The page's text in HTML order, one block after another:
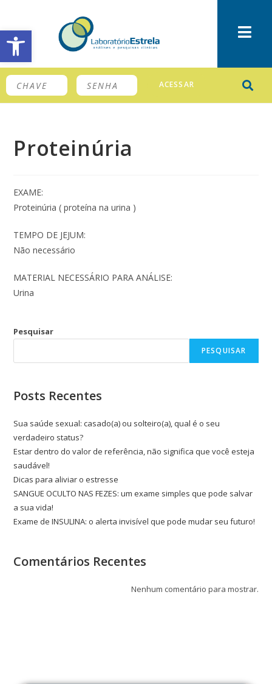
Barra de Ferramentas Aberta
ACESSAR
Proteinúria
EXAME:
Proteinúria ( proteína na urina )
TEMPO DE JEJUM:
Não necessário
MATERIAL NECESSÁRIO PARA ANÁLISE:
Urina
Pesquisar
PESQUISAR
Posts Recentes
Sua saúde sexual: casado(a) ou solteiro(a), qual é o seu
verdadeiro status?
Estar dentro do valor de referência, não significa que você esteja
saudável!
Dicas para aliviar o estresse
SANGUE OCULTO NAS FEZES: um exame simples que pode salvar
a sua vida!
Exame de INSULINA: o alerta invisível que pode mudar seu futuro!
Comentários Recentes
Nenhum comentário para mostrar.